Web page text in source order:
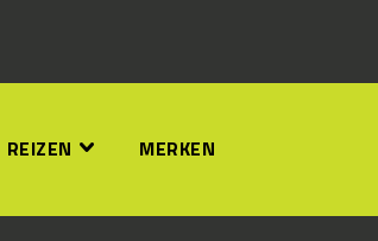
REIZEN MERKEN